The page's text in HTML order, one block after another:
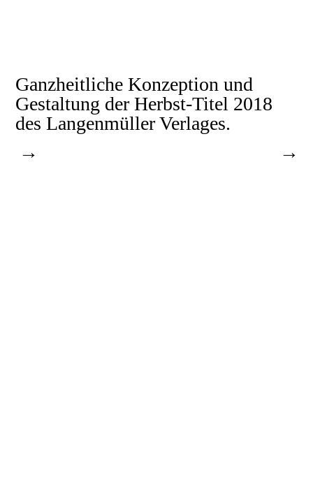
Ganzheitliche Konzeption und
Gestaltung der Herbst-Titel 2018
des Langenmüller Verlages.